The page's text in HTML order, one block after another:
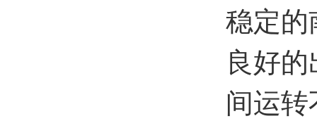
稳定的
良好
间运